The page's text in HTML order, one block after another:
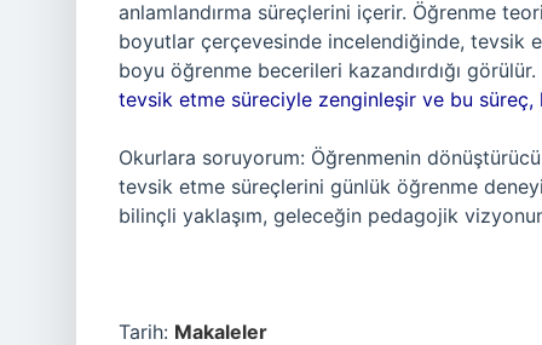
anlamlandırma süreçlerini içerir. Öğrenme
boyutlar çerçevesinde incelendiğinde, tevsik
boyu öğrenme becerileri kazandırdığı görülür.
tevsik etme süreciyle zenginleşir ve bu
Okurlara soruyorum: Öğrenmenin
tevsik etme süreçlerini günlük öğrenme
bilinçli yaklaşım, geleceğin pedagojik
Tarih: Makaleler